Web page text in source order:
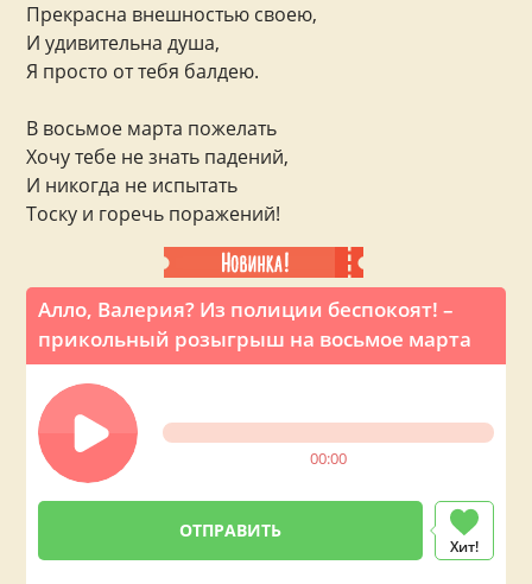
Алло, Валерия? Из полиции беспокоят! –
прикольный розыгрыш на восьмое марта
00:00
Хит!
Прекрасна внешностью своею,
И удивительна душа,
Я просто от тебя балдею.
В восьмое марта пожелать
Хочу тебе не знать падений,
И никогда не испытать
Тоску и горечь поражений!